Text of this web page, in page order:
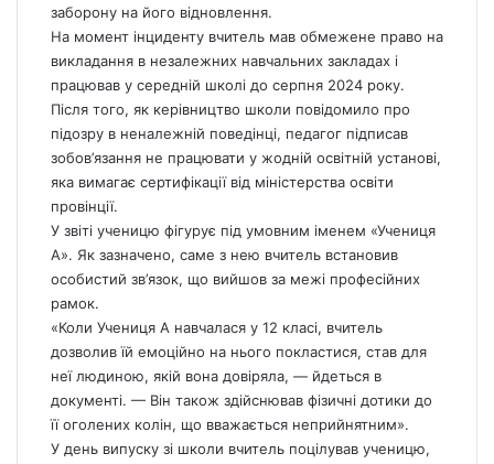
заборону на його відновлення.
На момент інциденту вчитель мав обмежене право на
викладання в незалежних навчальних закладах і
працював у середній школі до серпня 2024 року.
Після того, як керівництво школи повідомило про
підозру в неналежній поведінці, педагог підписав
зобов’язання не працювати у жодній освітній установі,
яка вимагає сертифікації від міністерства освіти
провінції.
У звіті ученицю фігурує під умовним іменем «Учениця
А». Як зазначено, саме з нею вчитель встановив
особистий зв’язок, що вийшов за межі професійних
рамок.
«Коли Учениця А навчалася у 12 класі, вчитель
дозволив їй емоційно на нього покластися, став для
неї людиною, якій вона довіряла, — йдеться в
документі. — Він також здійснював фізичні дотики до
її оголених колін, що вважається неприйнятним».
У день випуску зі школи вчитель поцілував ученицю,